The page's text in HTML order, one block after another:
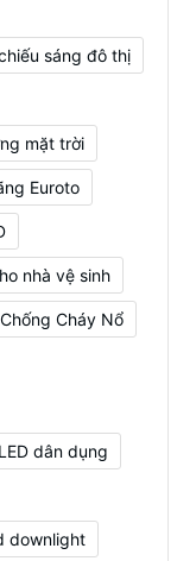
sáng đô thị
mặt trời
Euroto
nhà vệ sinh
Cháy Nổ
dân dụng
downlight